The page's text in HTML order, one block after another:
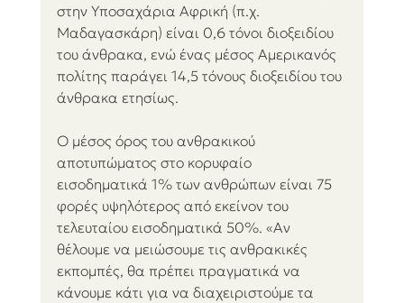
στην Υποσαχάρια Αφρική (π.χ.
Μαδαγασκάρη) είναι 0,6 τόνοι διοξειδίου
του άνθρακα, ενώ ένας μέσος Αμερικανός
πολίτης παράγει 14,5 τόνους διοξειδίου του
άνθρακα ετησίως.
Ο μέσος όρος του ανθρακικού
αποτυπώματος στο κορυφαίο
εισοδηματικά 1% των ανθρώπων είναι 75
φορές υψηλότερος από εκείνον του
τελευταίου εισοδηματικά 50%. «Αν
θέλουμε να μειώσουμε τις ανθρακικές
εκπομπές, θα πρέπει πραγματικά να
κάνουμε κάτι για να διαχειριστούμε τα